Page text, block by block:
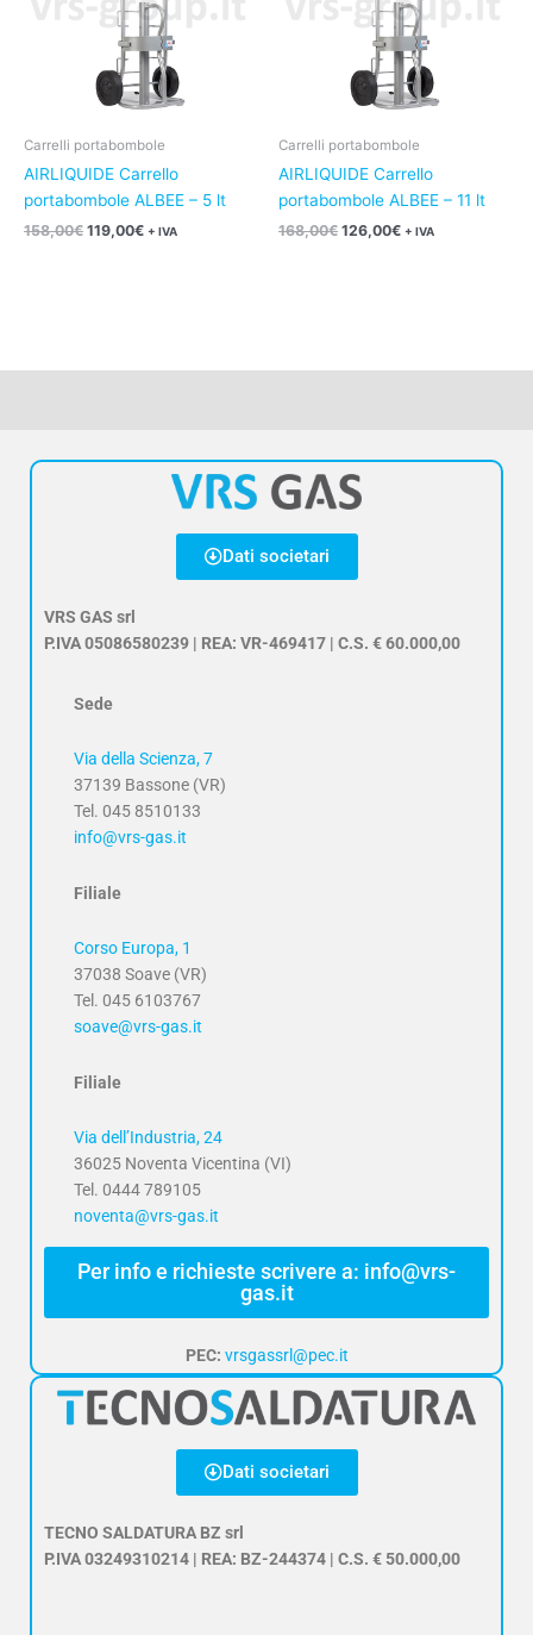
Carrelli portabombole
AIRLIQUIDE Carrello
portabombole ALBEE – 5 lt
158,00€ 119,00€ + IVA
Carrelli portabombole
AIRLIQUIDE Carrello
portabombole ALBEE – 11 lt
168,00€ 126,00€ + IVA
Dati societari
VRS GAS srl
P.IVA 05086580239 | REA: VR-469417 | C.S. € 60.000,00
Sede
Via della Scienza, 7
37139 Bassone (VR)
Tel. 045 8510133
info@vrs-gas.it
Filiale
Corso Europa, 1
37038 Soave (VR)
Tel. 045 6103767
soave@vrs-gas.it
Filiale
Via dell’Industria, 24
36025 Noventa Vicentina (VI)
Tel. 0444 789105
noventa@vrs-gas.it
Per info e richieste scrivere a: info@vrs-
gas.it
PEC: vrsgassrl@pec.it
Dati societari
TECNO SALDATURA BZ srl
P.IVA 03249310214 | REA: BZ-244374 | C.S. € 50.000,00